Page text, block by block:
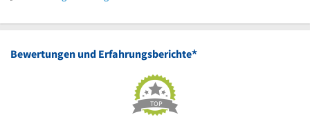
Uhr
Bewertungen und Erfahrungsberichte*
TOP